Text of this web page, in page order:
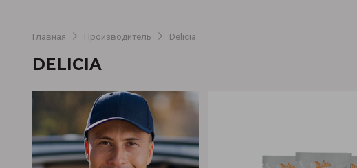
Главная Производитель Delicia
DELICIA